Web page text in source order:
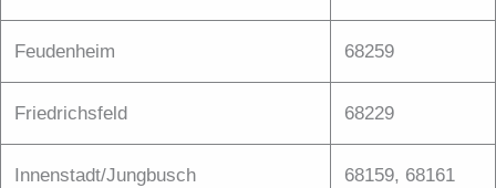
Feudenheim 68259
Friedrichsfeld 68229
Innenstadt/Jungbusch 68159, 68161